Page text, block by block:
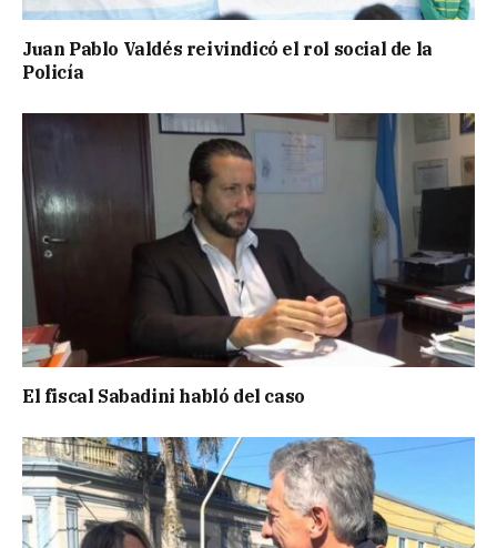
Juan Pablo Valdés reivindicó el rol social de la
Policía
El fiscal Sabadini habló del caso